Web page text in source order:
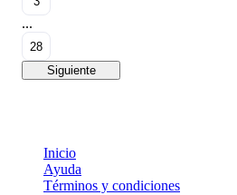
...
28
Siguiente
Inicio
Ayuda
Términos y condiciones